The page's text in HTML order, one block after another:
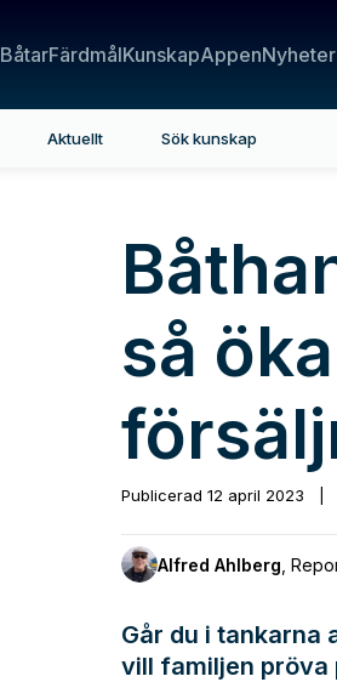
BåtarFärdmålKunskapAppenNyheter
Aktuellt Sök kunskap
så
Publicerad 12 april 2023
Alfred Ahlberg
Går du i tankarna
vill familjen pröva